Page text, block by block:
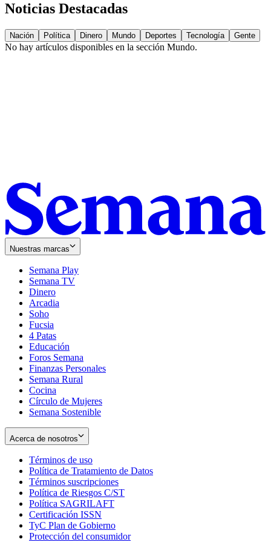
Noticias Destacadas
Nación Política Dinero Mundo Deportes Tecnología Gente
No hay artículos disponibles en la sección Mundo.
Nuestras marcas
Semana Play
Semana TV
Dinero
Arcadia
Soho
in
new
window
Fucsia
in
new
window
4 Patas
Educación
Foros Semana
Finanzas Personales
Semana Rural
Cocina
Círculo de Mujeres
Semana Sostenible
Acerca de nosotros
Términos de uso
in
new
window
Política de Tratamiento de Datos
Términos suscripciones
in
Política de Riesgos C/ST
Política SAGRILAFT
new
window
Certificación ISSN
in
new
TyC Plan de Gobierno
in
Protección del consumidorOpens